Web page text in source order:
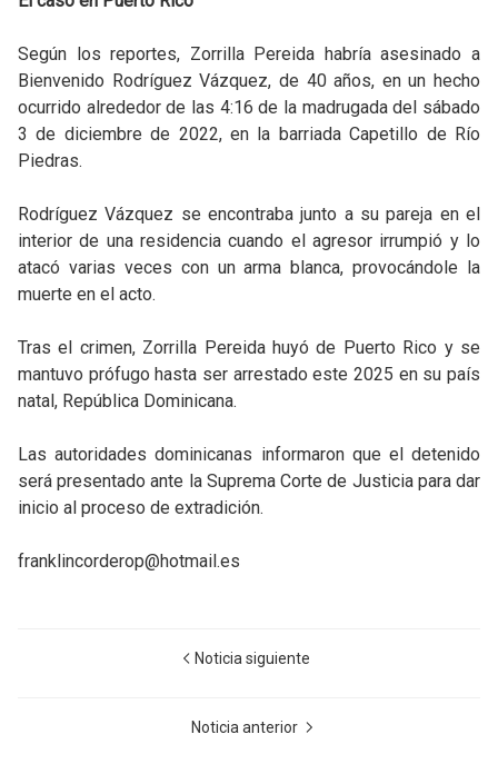
Según los reportes, Zorrilla Pereida habría asesinado a
Bienvenido Rodríguez Vázquez, de 40 años, en un hecho
ocurrido alrededor de las 4:16 de la madrugada del sábado
3 de diciembre de 2022, en la barriada Capetillo de Río
Piedras.
Rodríguez Vázquez se encontraba junto a su pareja en el
interior de una residencia cuando el agresor irrumpió y lo
atacó varias veces con un arma blanca, provocándole la
muerte en el acto.
Tras el crimen, Zorrilla Pereida huyó de Puerto Rico y se
mantuvo prófugo hasta ser arrestado este 2025 en su país
natal, República Dominicana.
Las autoridades dominicanas informaron que el detenido
será presentado ante la Suprema Corte de Justicia para dar
inicio al proceso de extradición.
franklincorderop@hotmail.es
Noticia siguiente
Noticia anterior